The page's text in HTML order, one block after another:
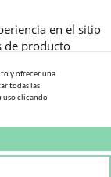
en el sitio
de producto
a mejorar aún
enviarle
y ofrecer una
todas las
uso clicando